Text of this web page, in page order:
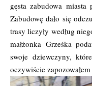
gęsta zabudowa miasta
Zabudowę dało się
trasy liczyły według
małżonka Grześka
swoje dziewczyny,
oczywiście